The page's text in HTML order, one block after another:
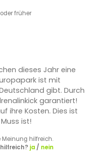
früher
dieses Jahr eine
ist mit
gibt. Durch
garantiert!
ihre Kosten. Dies ist
ist!
Meinung hilfreich.
ja/ nein